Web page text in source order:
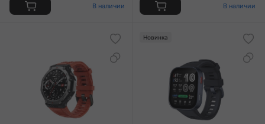
В наличии В наличии
Новинка